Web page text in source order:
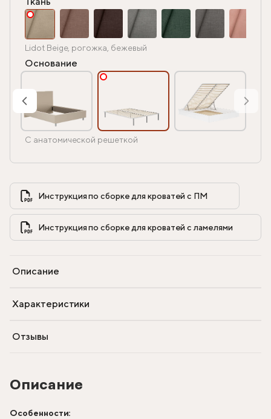
Описание
Особенности:
Lidot Beige, рогожка, бежевый
Основание
С анатомической решеткой
Инструкция по сборке для кроватей с ПМ
Описание
Характеристики
Отзывы